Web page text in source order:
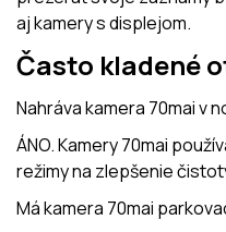
aj kamery s displejom.
Často kladené
Nahráva kamera 70mai v
ÁNO. Kamery 70mai
režimy na zlepšenie
Má kamera 70mai